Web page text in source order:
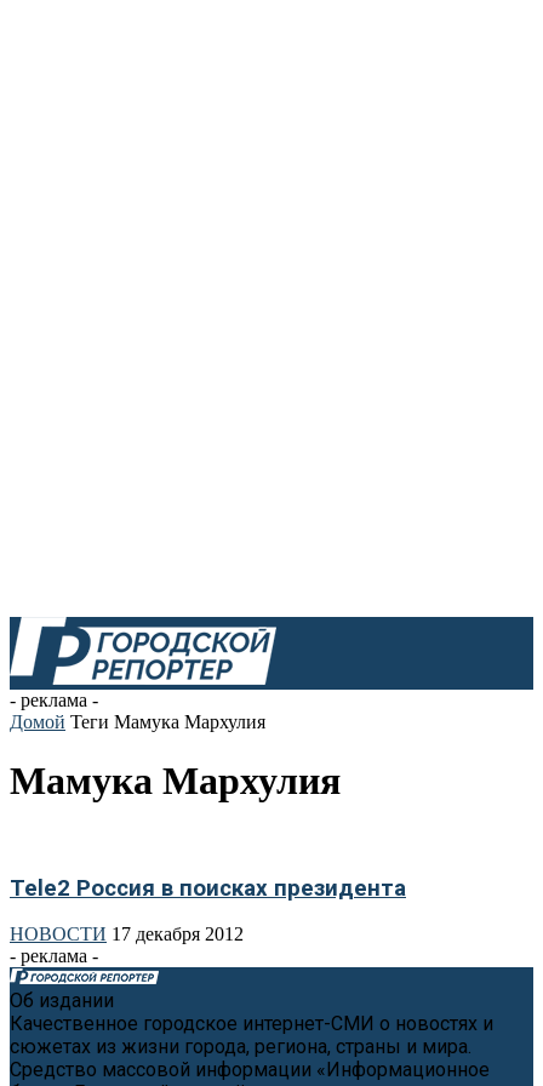
- реклама -
Домой Теги Мамука Мархулия
Мамука Мархулия
Tele2 Россия в поисках президента
НОВОСТИ 17 декабря 2012
- реклама -
Об издании
Качественное городское интернет-СМИ о новостях и
сюжетах из жизни города, региона, страны и мира.
Средство массовой информации «Информационное